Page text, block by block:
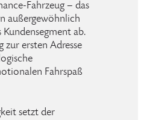
Fahrzeug – das
außergewöhnlich
ab.
zur ersten Adresse
Fahrspaß
setzt der